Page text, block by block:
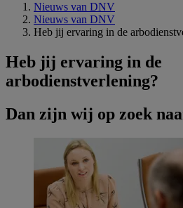
Nieuws van DNV
Nieuws van DNV
Heb jij ervaring in de
Heb jij ervaring in de
arbodienstverlening?
Dan zijn wij op zoek